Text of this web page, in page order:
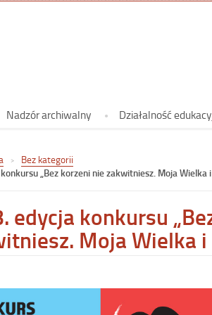
Nadzór archiwalny Działalność
Bez kategorii
„Bez korzeni nie zakwitniesz. Moja Wielka i
edycja konkursu
Moja Wielka i